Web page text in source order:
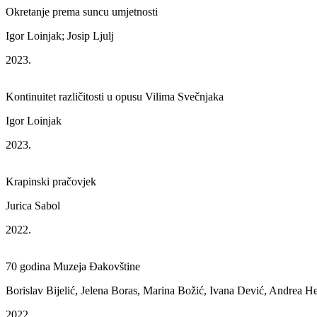
Okretanje prema suncu umjetnosti
Igor Loinjak; Josip Ljulj
2023.
Kontinuitet različitosti u opusu Vilima Svečnjaka
Igor Loinjak
2023.
Krapinski pračovjek
Jurica Sabol
2022.
70 godina Muzeja Đakovštine
Borislav Bijelić, Jelena Boras, Marina Božić, Ivana Dević, Andrea
2022.